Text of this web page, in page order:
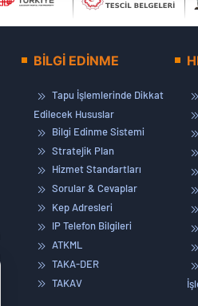
BİLGİ EDİNME
Tapu İşlemlerinde Dikkat
Edilecek Hususlar
Bilgi Edinme Sistemi
Stratejik Plan
Hizmet Standartları
Sorular & Cevaplar
Kep Adresleri
IP Telefon Bilgileri
ATKML
TAKA-DER
TAKAV